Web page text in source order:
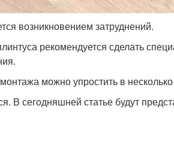
возникновением затруднений.
рекомендуется сделать
можно упростить в несколько
В сегодняшней статье будут